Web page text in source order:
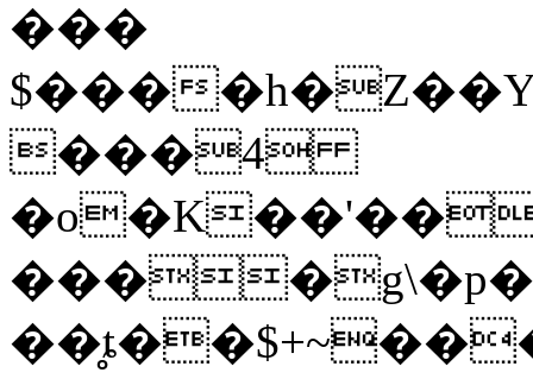
���
$���
���4